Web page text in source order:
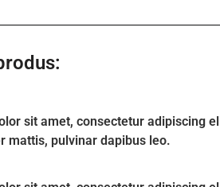
sit amet, consectetur adipiscing
mattis, pulvinar dapibus leo.